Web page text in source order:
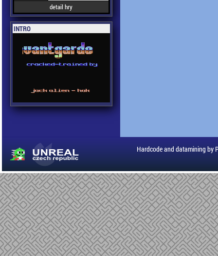
detail hry
INTRO
Hardcode and datamining by